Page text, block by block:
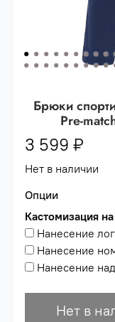
Брюки
Pre-
3 599 ₽
Нет в наличии
Опции
Кастомизация
Нанесение
Нанесение
Нанесение
Нет в